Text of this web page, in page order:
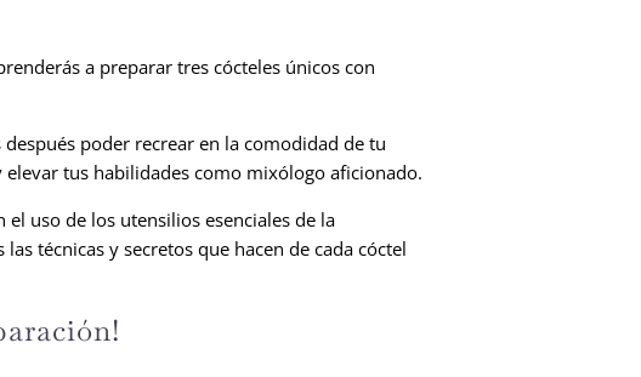
a preparar tres cócteles únicos con
poder recrear en la comodidad de tu
tus habilidades como mixólogo aficionado.
uso de los utensilios esenciales de la
técnicas y secretos que hacen de cada cóctel